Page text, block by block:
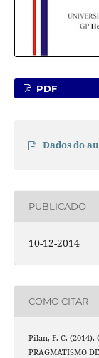
PDF
Dados do
PUBLICADO
10-12-2014
COMO CITAR
Pilan, F. C. (2014).
PRAGMATISMO